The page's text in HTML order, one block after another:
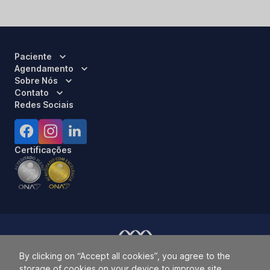
By clicking on “Accept all cookies”, you agree to the
Paciente
Agendamento
Sobre Nós
Contato
Redes Sociais
Certificações
Responsável Técnico:
Dra. Luci Mara Barbiero – CRM 120.433/SP